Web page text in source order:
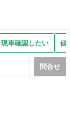
現車確認したい 値
問合せ